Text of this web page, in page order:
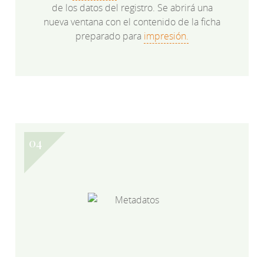
de los datos del registro. Se abrirá una
nueva ventana con el contenido de la ficha
preparado para impresión.